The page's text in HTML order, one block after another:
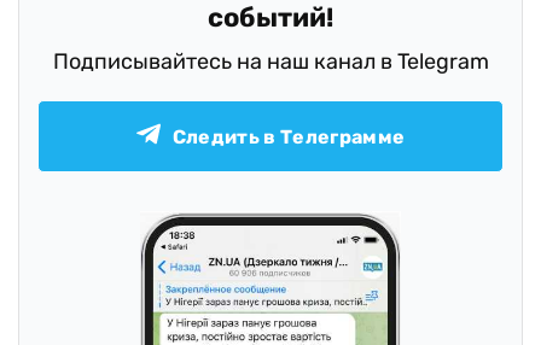
событий!
Подписывайтесь на наш канал в Telegram
Следить в Телеграмме